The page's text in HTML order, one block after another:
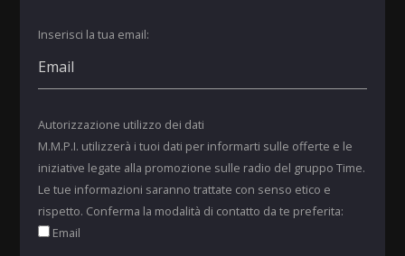
Inserisci la tua email:
Autorizzazione utilizzo dei dati
M.M.P.I. utilizzerà i tuoi dati per informarti sulle offerte e le
iniziative legate alla promozione sulle radio del gruppo Time.
Le tue informazioni saranno trattate con senso etico e
rispetto. Conferma la modalità di contatto da te preferita:
Email